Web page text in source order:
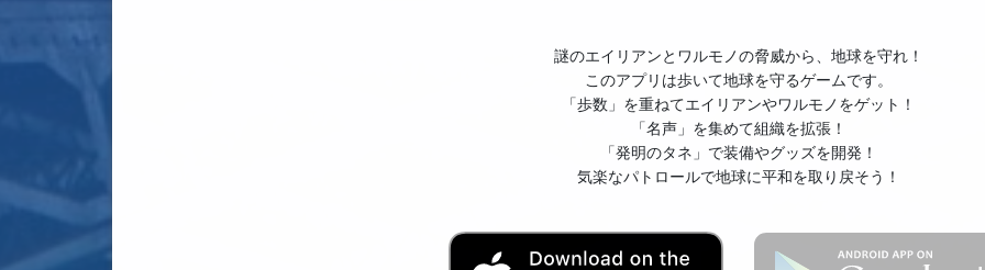
謎のエイリアンとワルモノの脅威から、地球を守れ！
このアプリは歩いて地球を守るゲームです。
「歩数」を重ねてエイリアンやワルモノをゲット！
「名声」を集めて組織を拡張！
「発明のタネ」で装備やグッズを開発！
気楽なパトロールで地球に平和を取り戻そう！